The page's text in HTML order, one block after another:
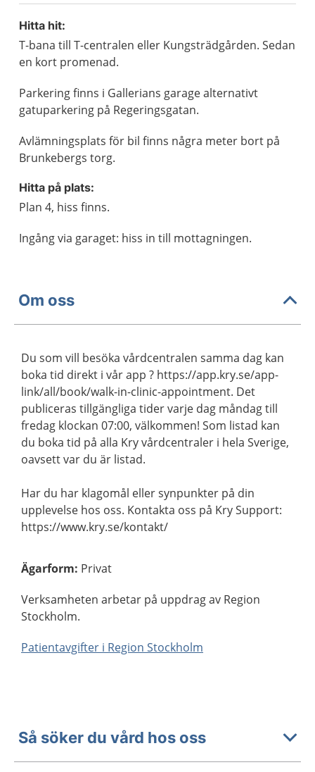
Hitta hit:
T-bana till T-centralen eller Kungsträdgården. Sedan
en kort promenad.
Parkering finns i Gallerians garage alternativt
gatuparkering på Regeringsgatan.
Avlämningsplats för bil finns några meter bort på
Brunkebergs torg.
Hitta på plats:
Plan 4, hiss finns.
Ingång via garaget: hiss in till mottagningen.
Om oss
Du som vill besöka vårdcentralen samma dag kan
boka tid direkt i vår app ? https://app.kry.se/app-
link/all/book/walk-in-clinic-appointment. Det
publiceras tillgängliga tider varje dag måndag till
fredag klockan 07:00, välkommen! Som listad kan
du boka tid på alla Kry vårdcentraler i hela Sverige,
oavsett var du är listad.
Har du har klagomål eller synpunkter på din
upplevelse hos oss. Kontakta oss på Kry Support:
https://www.kry.se/kontakt/
Ägarform: Privat
Verksamheten arbetar på uppdrag av Region
Stockholm.
Patientavgifter i Region Stockholm
Så söker du vård hos oss